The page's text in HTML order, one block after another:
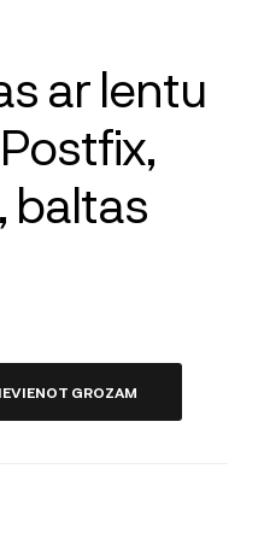
ar lentu
baltas
GROZAM